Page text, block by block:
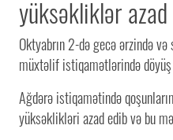
yüksəkliklər
Oktyabrın 2-də gecə ərzində
müxtəlif istiqamətlərində
Ağdərə istiqamətində
yüksəklikləri azad edib və bu